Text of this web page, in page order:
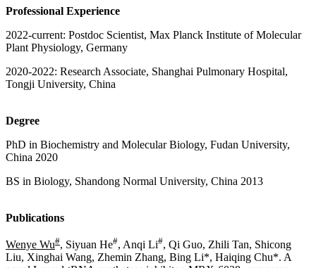
Professional Experience
2022-current: Postdoc Scientist, Max Planck Institute of Molecular
Plant Physiology, Germany
2020-2022: Research Associate, Shanghai Pulmonary Hospital,
Tongji University, China
Degree
PhD in Biochemistry and Molecular Biology, Fudan University,
China 2020
BS in Biology, Shandong Normal University, China 2013
Publications
Wenye Wu#, Siyuan He#, Anqi Li#, Qi Guo, Zhili Tan, Shicong
Liu, Xinghai Wang, Zhemin Zhang, Bing Li*, Haiqing Chu*. A